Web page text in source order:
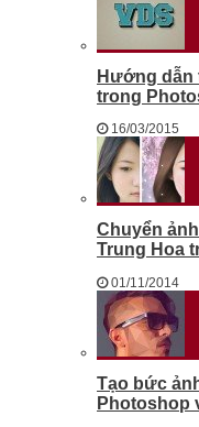
Hướng dẫn
trong
16/03/2015
Chuyển
Trung Hoa
01/11/2014
Tạo bức
Photoshop